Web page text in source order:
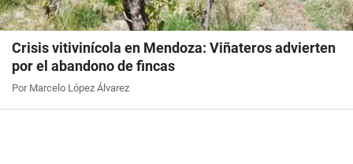
Crisis vitivinícola en Mendoza: Viñateros advierten
por el abandono de fincas
Por Marcelo López Álvarez